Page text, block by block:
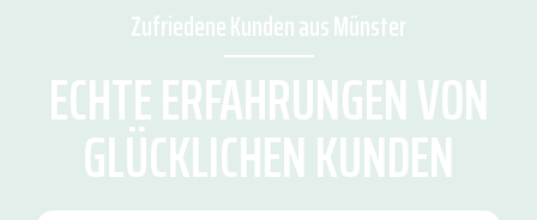
Zufriedene Kunden aus Münster
ECHTE ERFAHRUNGEN VON
GLÜCKLICHEN KUNDEN